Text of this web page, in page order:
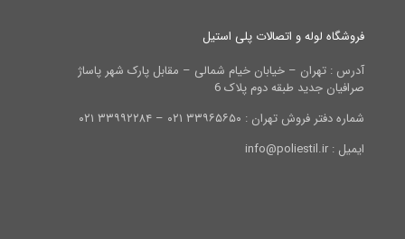
فروشگاه لوله و اتصالات پلی استیل
آدرس : تهران – خیابان خیام شمالی – مقابل پارک شهر پاساژ
صرافیان جدید طبقه دوم پلاک 6
شماره دفتر فروش تهران : ۳۳۹۶۵۶۵۰ ۰۲۱ – ۳۳۹۹۲۲۸۴ ۰۲۱
ایمیل : info@poliestil.ir